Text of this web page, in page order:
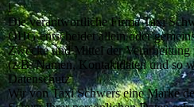
l
Die verantwortliche Firma Taxi
OHG entscheidet allein oder
Zwecke und Mittel der Verarbeitung
(z.B. Namen, Kontaktdaten und so
Datenschutz
Wir von Taxi Schwers eine Marke